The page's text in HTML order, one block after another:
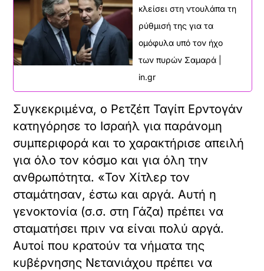
κλείσει στη ντουλάπα τη
ρύθμισή της για τα
ομόφυλα υπό τον ήχο
των πυρών Σαμαρά |
in.gr
Συγκεκριμένα, ο Ρετζέπ Ταγίπ Ερντογάν
κατηγόρησε το Ισραήλ για παράνομη
συμπεριφορά και το χαρακτήρισε απειλή
για όλο τον κόσμο και για όλη την
ανθρωπότητα. «Τον Χίτλερ τον
σταμάτησαν, έστω και αργά. Αυτή η
γενοκτονία (σ.σ. στη Γάζα) πρέπει να
σταματήσει πριν να είναι πολύ αργά.
Αυτοί που κρατούν τα νήματα της
κυβέρνησης Νετανιάχου πρέπει να